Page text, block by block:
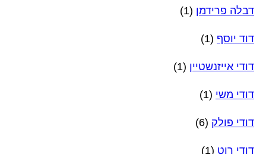
דבלה פרידמן (1)
דוד יוסף (1)
דודי אייזנשטיין (1)
דודי משי (1)
דודי פולק (6)
דודי רוט (1)